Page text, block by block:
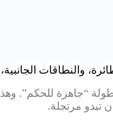
والنطاقات
“جاهزة للحكم”.
تبدو مرتجلة.